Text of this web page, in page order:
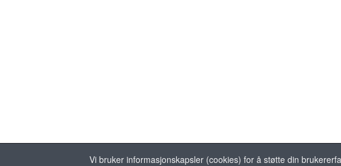
Vi bruker informasjonskapsler (cookies) for å støtte din